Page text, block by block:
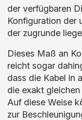
der verfügbaren
Konfiguration der
der zugrunde
Dieses Maß an
reicht sogar
dass die Kabel in
die exakt
Auf diese Weise
zur